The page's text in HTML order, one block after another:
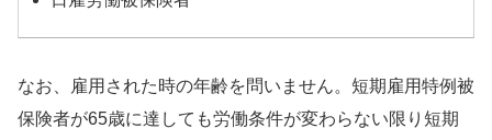
なお、雇用された時の年齢を問いません。短期雇用特例被
保険者が65歳に達しても労働条件が変わらない限り短期